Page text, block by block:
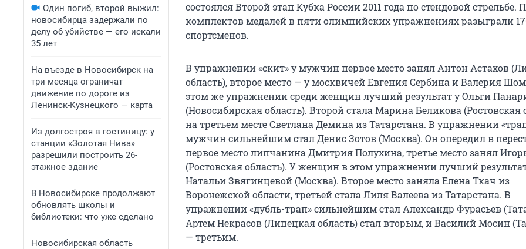
Один погиб, второй выжил:
новосибирца задержали по
делу об убийстве — его искали
35 лет
На въезде в Новосибирск на
три месяца ограничат
движение по дороге из
Ленинск-Кузнецкого — карта
Из долгостроя в гостиницу: у
станции «Золотая Нива»
разрешили построить 26-
этажное здание
В Новосибирске продолжают
обновлять школы и
библиотеки: что уже сделано
Новосибирская область
состоялся Второй этап Кубка России 2011 года по стендовой стрельбе.
комплектов медалей в пяти олимпийских упражнениях разыграли
спортсменов.
В упражнении «скит» у мужчин первое место занял Антон Астахов
область), второе место — у москвичей Евгения Сербина и Валерия
этом же упражнении среди женщин лучший результат у Ольги
(Новосибирская область). Второй стала Марина Беликова (Ростовская
на третьем месте Светлана Демина из Татарстана. В упражнении
мужчин сильнейшим стал Денис Зотов (Москва). Он опередил в
первое место липчанина Дмитрия Полухина, третье место занял
(Ростовская область). У женщин в этом упражнении лучший
Натальи Звягинцевой (Москва). Второе место заняла Елена Ткач из
Воронежской области, третьей стала Лиля Валеева из Татарстана. В
упражнении «дубль-трап» сильнейшим стал Александр Фурасьев
Артем Некрасов (Липецкая область) стал вторым, и Василий Мосин
— третьим.